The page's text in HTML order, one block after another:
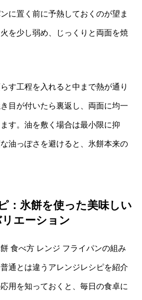
に置く前に予熱しておくのが望ま
を少し弱め、じっくりと両面を焼
す工程を入れると中まで熱が通り
目が付いたら裏返し、両面に均一
す。油を敷く場合は最小限に抑
油っぽさを避けると、氷餅本来の
：氷餅を使った美味しい
エーション
食べ方 レンジ フライパンの組み
通とは違うアレンジレシピを紹介
用を知っておくと、毎日の食卓に